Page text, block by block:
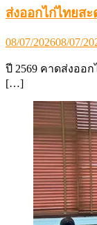
ส่งออกไก่ไทยส
Posted
08/07/202608/07/
ปี 2569 คาดส่งออ
[…]